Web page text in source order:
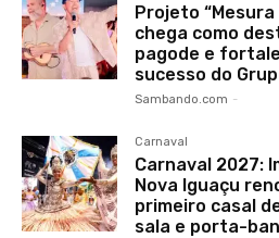
Projeto “Mesura
chega como
pagode e
sucesso do
Sambando.com -
Carnaval
Carnaval 2027:
Nova Iguaçu
primeiro casal
sala e porta-